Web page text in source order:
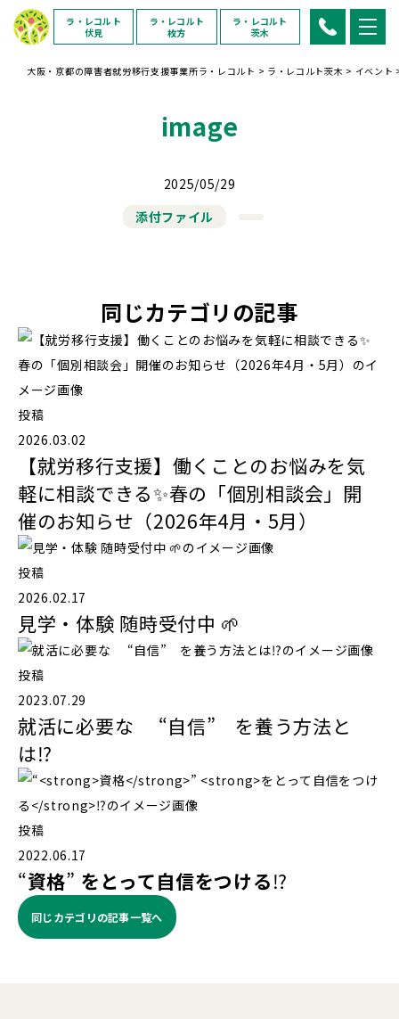
ラ・レコルト
伏見
ラ・レコルト
枚方
ラ・レコルト
茨木
大阪・京都の障害者就労移行支援事業所ラ・レコルト > ラ・レコルト茨木 > イベント
image
2025/05/29
添付ファイル
同じカテゴリの記事
投稿
2026.03.02
【就労移行支援】働くことのお悩みを気
軽に相談できる✨春の「個別相談会」開
催のお知らせ（2026年4月・5月）
投稿
2026.02.17
見学・体験 随時受付中 🌱
投稿
2023.07.29
就活に必要な “自信” を養う方法と
は⁉️
投稿
2022.06.17
“資格” をとって自信をつける⁉️
同じカテゴリの記事⼀覧へ